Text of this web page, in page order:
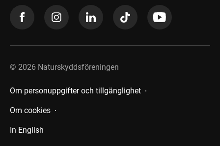
© 2026 Naturskyddsföreningen
Om personuppgifter och tillgänglighet
Om cookies
In English